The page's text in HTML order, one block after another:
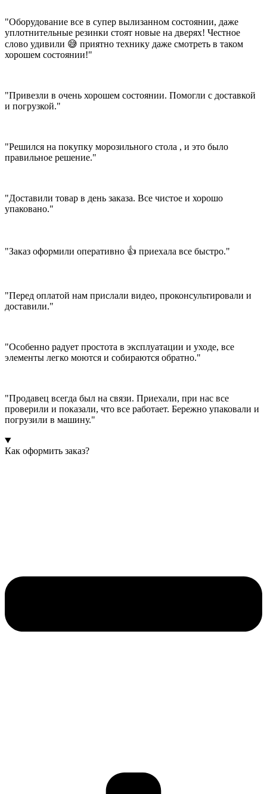
"Оборудование все в супер вылизанном состоянии, даже
уплотнительные резинки стоят новые на дверях! Честное
слово удивили 😅 приятно технику даже смотреть в таком
хорошем состоянии!"
"Привезли в очень хорошем состоянии. Помогли с доставкой
и погрузкой."
"Решился на покупку морозильного стола , и это было
правильное решение."
"Доставили товар в день заказа. Все чистое и хорошо
упаковано."
"Заказ оформили оперативно 👍 приехала все быстро."
"Перед оплатой нам прислали видео, проконсультировали и
доставили."
"Особенно радует простота в эксплуатации и уходе, все
элементы легко моются и собираются обратно."
"Продавец всегда был на связи. Приехали, при нас все
проверили и показали, что все работает. Бережно упаковали и
погрузили в машину."
Как оформить заказ?